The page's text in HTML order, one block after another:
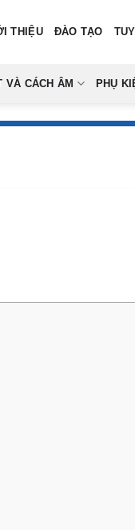
THIỆU ĐÀO TẠO
VÀ CÁCH ÂM PHỤ